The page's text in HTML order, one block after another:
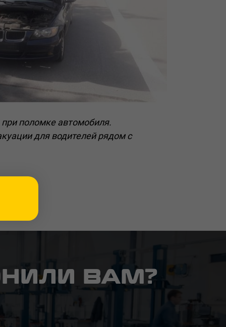
поломке автомобиля.
для водителей рядом с
ВАМ?